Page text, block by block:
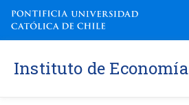
Instituto de Economía